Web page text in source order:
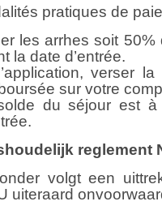
pratiques de
les arrhes soit
la date d’entrée.
verser
sur votre
du séjour est
reglement
volgt een
uiteraard